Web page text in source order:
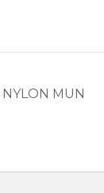
MUN